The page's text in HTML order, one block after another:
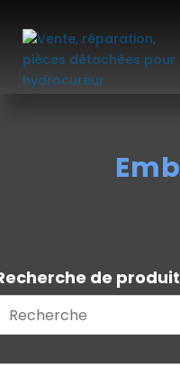
de produit